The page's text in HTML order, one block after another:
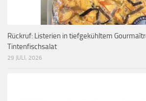
Rückruf: Listerien in tiefgekühltem
Tintenfischsalat
29 JULI, 2026